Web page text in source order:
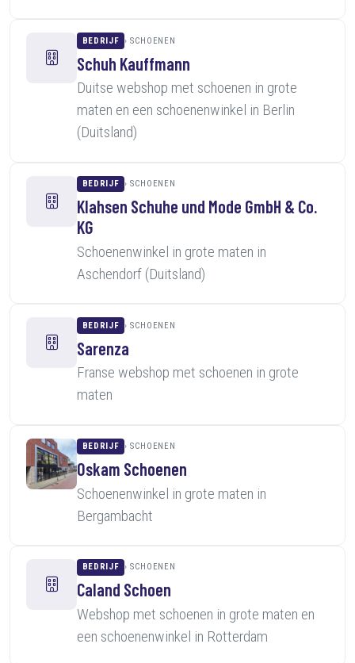
BEDRIJF SCHOENEN
Schuh Kauffmann
Duitse webshop met schoenen in grote
maten en een schoenenwinkel in Berlin
(Duitsland)
BEDRIJF SCHOENEN
Klahsen Schuhe und Mode GmbH & Co.
KG
Schoenenwinkel in grote maten in
Aschendorf (Duitsland)
BEDRIJF SCHOENEN
Sarenza
Franse webshop met schoenen in grote
maten
BEDRIJF SCHOENEN
Oskam Schoenen
Schoenenwinkel in grote maten in
Bergambacht
BEDRIJF SCHOENEN
Caland Schoen
Webshop met schoenen in grote maten en
een schoenenwinkel in Rotterdam